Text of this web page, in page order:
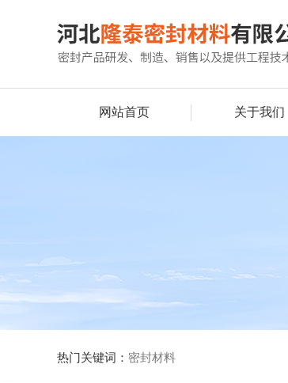
网站首页 关于我们
热门关键词： 密封材料